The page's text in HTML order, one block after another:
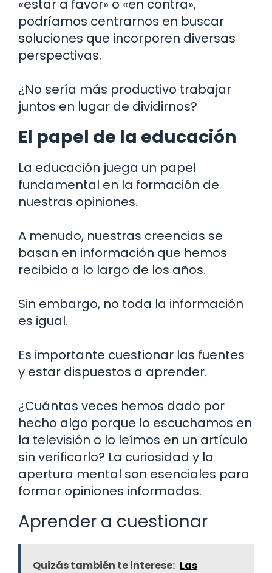
«estar a favor» o «en contra»,
podríamos centrarnos en buscar
soluciones que incorporen diversas
perspectivas.
¿No sería más productivo trabajar
juntos en lugar de dividirnos?
El papel de la educación
La educación juega un papel
fundamental en la formación de
nuestras opiniones.
A menudo, nuestras creencias se
basan en información que hemos
recibido a lo largo de los años.
Sin embargo, no toda la información
es igual.
Es importante cuestionar las fuentes
y estar dispuestos a aprender.
¿Cuántas veces hemos dado por
hecho algo porque lo escuchamos en
la televisión o lo leímos en un artículo
sin verificarlo? La curiosidad y la
apertura mental son esenciales para
formar opiniones informadas.
Aprender a cuestionar
Quizás también te interese: Las